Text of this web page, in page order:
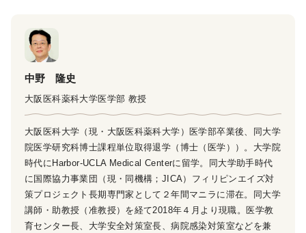
中野 隆史
大阪医科薬科大学医学部 教授
大阪医科大学（現・大阪医科薬科大学）医学部卒業後、同大学
院医学研究科博士課程単位取得退学（博士（医学））。大学院
時代にHarbor-UCLA Medical Centerに留学。同大学助手時代
に国際協力事業団（現・同機構；JICA）フィリピンエイズ対
策プロジェクト長期専門家として２年間マニラに滞在。同大学
講師・助教授（准教授）を経て2018年４月より現職。医学教
育センター長、大学安全対策室長、病院感染対策室などを兼